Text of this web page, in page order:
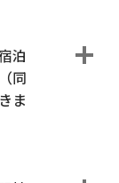
泊
同
ま